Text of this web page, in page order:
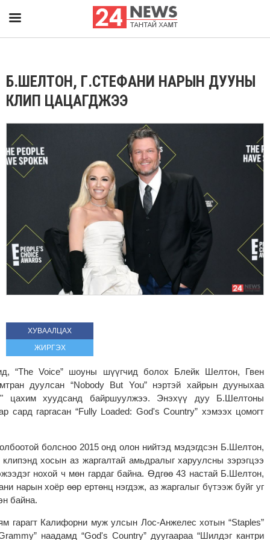
Б.ШЕЛТОН, Г.СТЕФАНИ НАРЫН ДУУНЫ
КЛИП ЦАЦАГДЖЭЭ
ХУВААЛЦАХ
ЖИРГЭХ
“The Voice” шоуны шүүгчид болох Блейк Шелтон, Гвен
дуулсан “Nobody But You” нэртэй хайрын дууныхаа
цахим хуудсанд байршуулжээ. Энэхүү дуу Б.Шелтоны
сард гаргасан “Fully Loaded: God's Country” хэмээх цомогт
болсноо 2015 онд олон нийтэд мэдэгдсэн Б.Шелтон,
хосын аз жаргалтай амьдралыг харуулсны зэрэгцээ
нохой ч мөн гардаг байна. Өдгөө 43 настай Б.Шелтон,
нарын хоёр өөр ертөнц нэгдэж, аз жаргалыг бүтээж буйг уг
байна.
гарагт Калифорни муж улсын Лос-Анжелес хотын “Staples”
наадамд “God's Country” дуугаараа “Шилдэг кантри